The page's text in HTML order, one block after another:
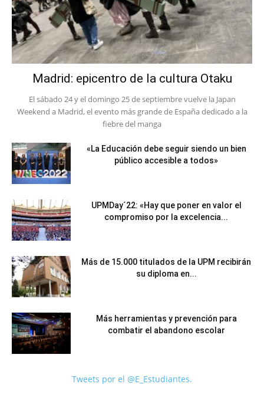
Madrid: epicentro de la cultura Otaku
El sábado 24 y el domingo 25 de septiembre vuelve la Japan
Weekend a Madrid, el evento más grande de España dedicado a la
fiebre del manga
«La Educación debe seguir siendo un bien
público accesible a todos»
UPMDay´22: «Hay que poner en valor el
compromiso por la excelencia...
Más de 15.000 titulados de la UPM recibirán
su diploma en...
Más herramientas y prevención para
combatir el abandono escolar
Tweets por el @E_Estudiantes.